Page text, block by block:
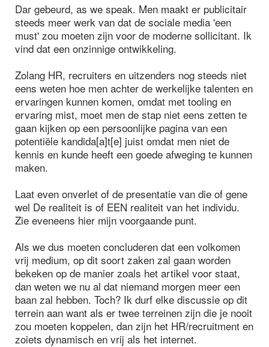
Dar gebeurd, as we speak. Men maakt er publicitair
steeds meer werk van dat de sociale media 'een
must' zou moeten zijn voor de moderne sollicitant. Ik
vind dat een onzinnige ontwikkeling.
Zolang HR, recruiters en uitzenders nog steeds niet
eens weten hoe men achter de werkelijke talenten en
ervaringen kunnen komen, omdat met tooling en
ervaring mist, moet men de stap niet eens zetten te
gaan kijken op een persoonlijke pagina van een
potentiële kandida[a]t[e] juist omdat men niet de
kennis en kunde heeft een goede afweging te kunnen
maken.
Laat even onverlet of de presentatie van die of gene
wel De realiteit is of EEN realiteit van het individu.
Zie eveneens hier mijn voorgaande punt.
Als we dus moeten concluderen dat een volkomen
vrij medium, op dit soort zaken zal gaan worden
bekeken op de manier zoals het artikel voor staat,
dan weten we nu al dat niemand morgen meer een
baan zal hebben. Toch? Ik durf elke discussie op dit
terrein aan want als er twee terreinen zijn die je nooit
zou moeten koppelen, dan zijn het HR/recruitment en
zoiets dynamisch en vrij als het internet.